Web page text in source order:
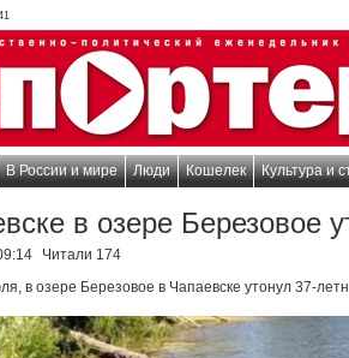
В России и мире Люди Кошелек Культура и
в озере Березовое
Читали 174
в озере Березовое в Чапаевске утонул 37-